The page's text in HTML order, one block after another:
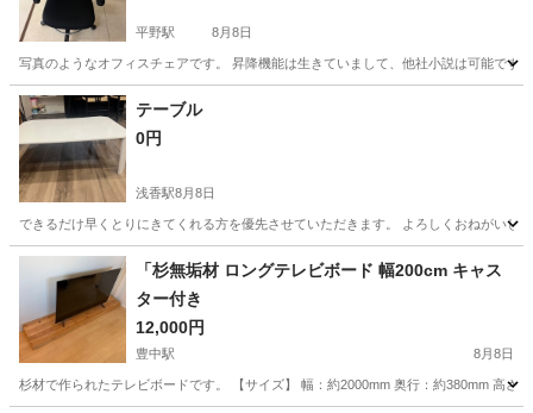
平野駅 8月8日
写真のようなオフィスチェアです。 昇降機能は生きていまして、他社小説は可能で
大阪 大阪市 平野駅
テーブル
0円
浅香駅8月8日
できるだけ早くとりにきてくれる方を優先させていただきます。 よろしくおねがいし
大阪 堺市 浅香駅 テーブル
「杉無垢材 ロングテレビボード 幅200cm キャス
ター付き
12,000円
豊中駅 8月8日
杉材で作られたテレビボードです。 【サイズ】 幅：約2000mm 奥行：約380mm 高